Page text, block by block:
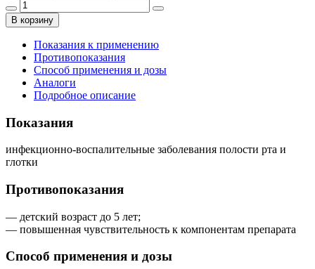
В корзину
Показания к применению
Противопоказания
Способ применения и дозы
Аналоги
Подробное описание
Показания
инфекционно-воспалительные заболевания полости рта и
глотки
Противопоказания
— детский возраст до 5 лет;
— повышенная чувствительность к компонентам препарата
Способ применения и дозы